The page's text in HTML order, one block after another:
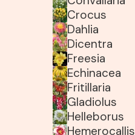
Crocus
Dahlia
Dicentra
Freesia
Echinacea
Fritillaria
Gladiolus
Helleborus
Hemerocallis